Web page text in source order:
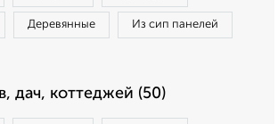
Деревянные Из сип панелей
дач, коттеджей (50)